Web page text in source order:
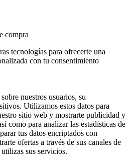
compra
tecnologías para ofrecerte una
con tu consentimiento
nuestros usuarios, su
Utilizamos estos datos para
sitio web y mostrarte publicidad y
como para analizar las estadísticas de
tus datos encriptados con
ofertas a través de sus canales de
sus servicios.